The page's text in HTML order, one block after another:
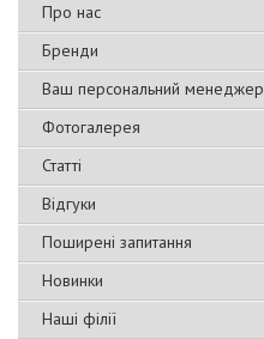
Про нас
Бренди
Ваш персональний менеджер
Фотогалерея
Статті
Відгуки
Поширені запитання
Новинки
Наші філії